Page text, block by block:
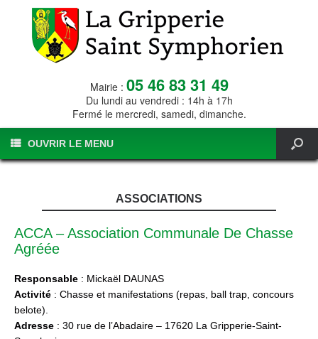
Mairie : 05 46 83 31 49
Du lundi au vendredi : 14h à 17h
Fermé le mercredi, samedi, dimanche.
OUVRIR LE MENU
ASSOCIATIONS
ACCA – Association Communale De Chasse
Agréée
Responsable : Mickaël DAUNAS
Activité : Chasse et manifestations (repas, ball trap, concours
belote).
Adresse : 30 rue de l’Abadaire – 17620 La Gripperie-Saint-